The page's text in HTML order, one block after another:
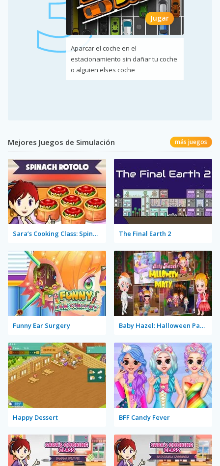
Jugar
Aparcar el coche en el
estacionamiento sin dañar tu coche
o alguien elses coche
Mejores Juegos de Simulación más juegos
Sara’s Cooking Class: Spinach Rotolo The Final Earth 2
Funny Ear Surgery Baby Hazel: Halloween Party
Happy Dessert BFF Candy Fever